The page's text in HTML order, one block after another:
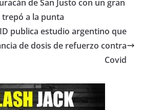
de San Justo con un gran
a la punta
publica estudio argentino que
de dosis de refuerzo contra
Covid